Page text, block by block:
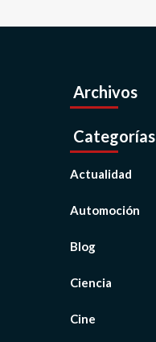
Archivos
Categorías
Actualidad
Automoción
Blog
Ciencia
Cine